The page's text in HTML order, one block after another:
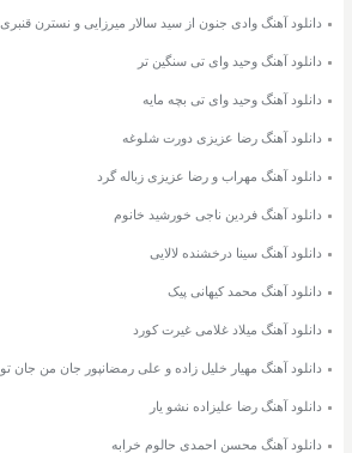
دانلود آهنگ وادی جنون از سید سالار میرزایی و نسترن قنبری
دانلود آهنگ وحید وای تی سنگین تر
دانلود آهنگ وحید وای تی بچه مایه
دانلود آهنگ رضا عزیزی دورت شلوغه
دانلود آهنگ مهراب و رضا عزیزی زباله گرد
دانلود آهنگ فردین ناجی خورشید خانوم
دانلود آهنگ سینا درخشنده لالایی
دانلود آهنگ محمد کیهانی پیک
دانلود آهنگ میلاد غلامی غیرت کورد
دانلود آهنگ مهیار خلیل زاده و علی رمضانپور جان من جان تو
دانلود آهنگ رضا علیزاده نشو یار
دانلود آهنگ محسن احمدی حالوم خرابه